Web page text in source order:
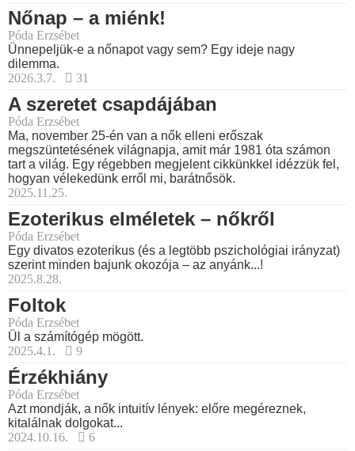
Nőnap – a miénk!
Póda Erzsébet
Ünnepeljük-e a nőnapot vagy sem? Egy ideje nagy
dilemma.
2026.3.7.
31
A szeretet csapdájában
Póda Erzsébet
Ma, november 25-én van a nők elleni erőszak
megszüntetésének világnapja, amit már 1981 óta számon
tart a világ. Egy régebben megjelent cikkünkkel idézzük fel,
hogyan vélekedünk erről mi, barátnősök.
2025.11.25.
Ezoterikus elméletek – nőkről
Póda Erzsébet
Egy divatos ezoterikus (és a legtöbb pszichológiai irányzat)
szerint minden bajunk okozója – az anyánk...!
2025.8.28.
Foltok
Póda Erzsébet
Ül a számítógép mögött.
2025.4.1.
9
Érzékhiány
Póda Erzsébet
Azt mondják, a nők intuitív lények: előre megéreznek,
kitalálnak dolgokat...
2024.10.16.
6